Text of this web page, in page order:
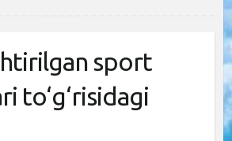
sport
to‘g‘risidagi